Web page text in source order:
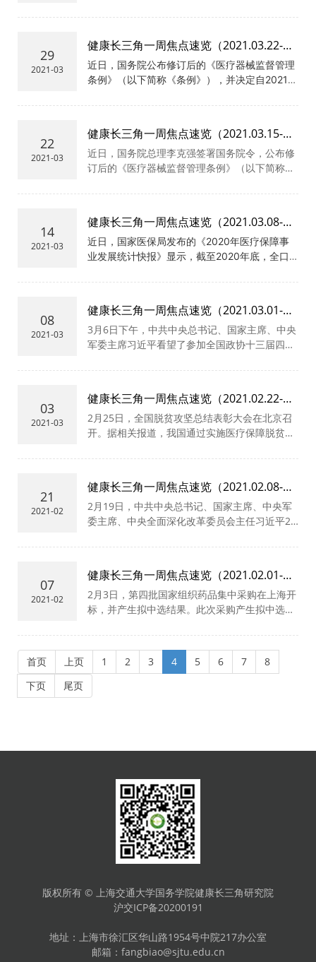
表处临时代办乔建荣，新华网董事长、总裁田舒
和扶贫办、医政医管局、宣传司、国际司有关负
责同志参加。
医院、名医堂工程。为了提高提高中医药服务的
设，在中医馆提供中医治未病、医疗和康复服
务，推广使用中医非药物疗法和适宜技术。在综
合医院、传染病医院、专科医院等逐步推广中西
开展中西医联合诊疗。我国将加快《中华医藏》
查、保护和研究工作，推动建设国家中医药古籍
和传统知识数字图书馆，研究制定中医药传统知
识保护条例，做好活态传承工作。国家中医药管
用特点和优势的疗效评价标准，鼓励开展以患者
为中心的疗效评价；推动古代经典名方、中药复
方制剂研制，建立与古代经典名方、中药复方制
剂特点相适应的审评模式，简化审批手续；按照
系。
29
2021-03
健康长三角一周焦点速览（2021.03.22-
03.28）
近日，国务院公布修订后的《医疗器械监督管理
条例》（以下简称《条例》），并决定自2021年
关负责人在国务院政策例行吹风会上就《条例》
徐景和表示，在新冠肺炎疫情防控中，药监部门
开辟应急通道，快速批准了一批体外诊断试剂等
急需的医疗器械，切实加强体外诊断试剂、医用
管，为疫情防控取得胜利作出了重要贡献。徐景
制度、新机制、新方式，简化优化了审评审批程
序，细化完善了医疗器械质量安全全生命周期的
责任，并进一步加大了对违法违规行为的惩戒力
22
2021-03
健康长三角一周焦点速览（2021.03.15-
03.21）
近日，国务院总理李克强签署国务院令，公布修
订后的《医疗器械监督管理条例》（以下简称
械直接关系人民群众生命健康。近年来，随着医
疗器械审评审批制度改革作出一系列重大决策部
署，有必要对原条例进行相应修订，以法规形式
巩固改革成果，从制度层面进一步促进行业创
待。《条例》落实医疗器械注册人、备案人制
度，强化企业主体责任。规定注册人、备案人应
当建立并有效运行质量管理体系，加强产品上市
后管理，建立并执行产品追溯和召回制度，对医
疗器械研制、生产、经营、使用全过程中的安全
14
2021-03
健康长三角一周焦点速览（2021.03.08-
03.14）
近日，国家医保局发布的《2020年医疗保障事
业发展统计快报》显示，截至2020年底，全口
面稳定在95%以上。其中参加职工基本医疗保险
4.6%。参加城乡居民基本医疗保险人数10.17亿
人，比上年减少806万人，降幅0.8%。全年生育
保险参保人数2.35亿人，比上年底增加2129万
保险）总收入、总支出分别为2.46万亿元、2.09
结存3.14万亿元。（人民日报）
08
2021-03
健康长三角一周焦点速览（2021.03.01-
03.07）
3月6日下午，中共中央总书记、国家主席、中央
军委主席习近平看望了参加全国政协十三届四次
会，听取意见和建议。他强调，要把保障人民健
事业的公益性，聚焦影响人民健康的重大疾病和
主要问题，加快实施健康中国行动，织牢国家公
共卫生防护网，推动公立医院高质量发展，为人
教育方针，坚持社会主义办学方向，坚持教育公
益性原则，着力构建优质均衡的基本公共教育服
务体系，建设高质量教育体系，办好人民满意的
教育，培养德智体美劳全面发展的社会主义建设
者和接班人。（新华社）
03
2021-03
健康长三角一周焦点速览（2021.02.22-
02.28）
2月25日，全国脱贫攻坚总结表彰大会在北京召
开。据相关报道，我国通过实施医疗保障脱贫攻
本医保、大病保险、医疗救助三重保障制度贫困
贫困人口基本医疗有保障全面实现，群众因病致
贫返贫问题得到有效缓解。国家医保局副局长陈
金甫强调，医保部门将聚焦常态化防范因病致
和监测预警，加快健全重特大疾病医疗保障和救
助制度，将医保扶贫和抗击疫情的政策实践成果
转化运用到顶层设计中。（经济日报）
21
2021-02
健康长三角一周焦点速览（2021.02.08-
02.21）
2月19日，中共中央总书记、国家主席、中央军
委主席、中央全面深化改革委员会主任习近平2
十八次会议并发表重要讲话。习近平总书记强
展格局紧密关联，要完整、准确、全面贯彻新发
展理念，扭住构建新发展格局目标任务，更加精
准地出台改革方案，推动改革向更深层次挺进，
用。会议审议通过了《中央全面深化改革委员会
2020年工作总结报告》、《中央全面深化改革委
员会2021年工作要点》。会议审议通过了《关于
下事业单位建立管理岗位职员等级晋升制度的意
07
2021-02
健康长三角一周焦点速览（2021.02.01-
02.07）
2月3日，第四批国家组织药品集中采购在上海开
标，并产生拟中选结果。此次采购产生拟中选企
降价52%。第四批国家药品集采共纳入45种药
品，涉及高血压、糖尿病、消化道疾病、精神类
疾病、恶性肿瘤等多种治疗领域，群众受益面进
责人表示，第四批集采依然将通过质量和疗效一
首页 上页 1 2 3 4 5 6 7
8
下页
尾页
版权所有 © 上海交通大学国务学院健康长三角研究院
沪交ICP备20200191
地址： 上海市徐汇区华山路1954号中院217办公室
邮箱：fangbiao@sjtu.edu.cn